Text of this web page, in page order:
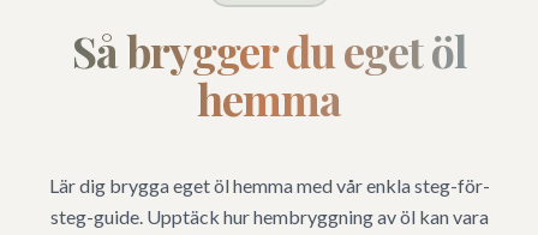
Så brygger du eget öl
hemma
Lär dig brygga eget öl hemma med vår enkla steg-för-
steg-guide. Upptäck hur hembryggning av öl kan vara